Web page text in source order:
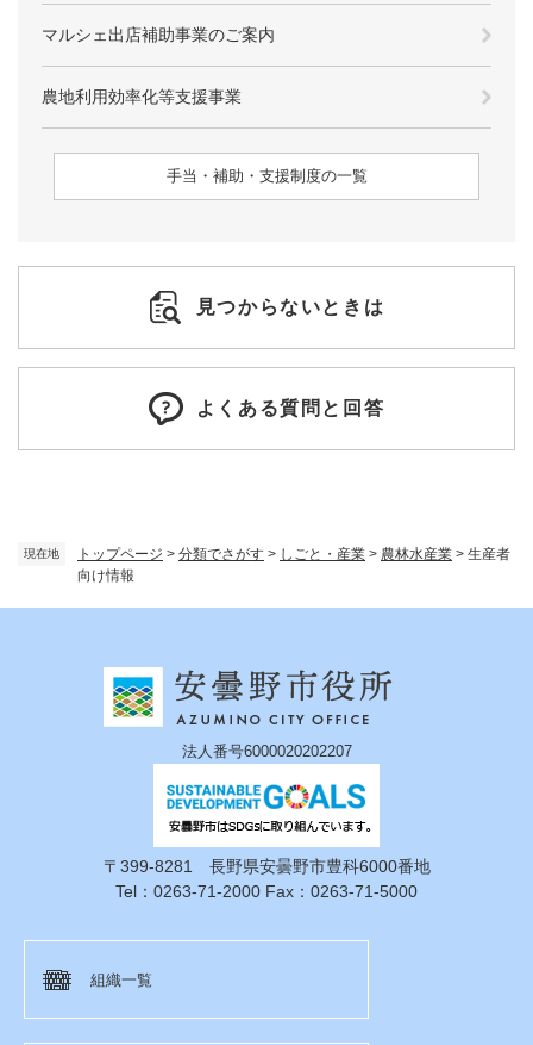
現在地 トップページ > 分類でさがす > しごと・産業 > 農林水産業 > 生産者
向け情報
マルシェ出店補助事業のご案内
農地利用効率化等支援事業
手当・補助・支援制度の一覧
見つからないときは
よくある質問と回答
法人番号6000020202207
〒399-8281 長野県安曇野市豊科6000番地
Tel：0263-71-2000 Fax：0263-71-5000
組織一覧